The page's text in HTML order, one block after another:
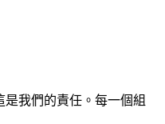
我們的責任。每一個組